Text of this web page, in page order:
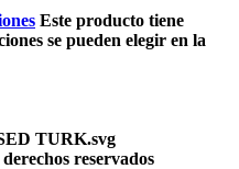
Este producto tiene
se pueden elegir en la
reservados